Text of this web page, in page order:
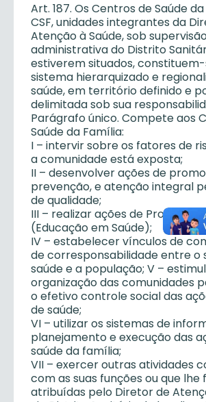
Art. 187. Os Centros de Saúde
CSF, unidades integrantes da
Atenção à Saúde, sob
administrativa do Distrito
estiverem situados,
sistema hierarquizado e
saúde, em território definido e
delimitada sob sua
Parágrafo único. Compete aos
Saúde da Família:
I – intervir sobre os fatores de
a comunidade está exposta;
II – desenvolver ações de
prevenção, e atenção integral
de qualidade;
III – realizar ações de Promoção
(Educação em Saúde);
IV – estabelecer vínculos de
de corresponsabilidade entre o
saúde e a população; V –
organização das comunidades
o efetivo controle social das
de saúde;
VI – utilizar os sistemas de
planejamento e execução das
saúde da família;
VII – exercer outras atividades
com as suas funções ou que lhe
atribuídas pelo Diretor de